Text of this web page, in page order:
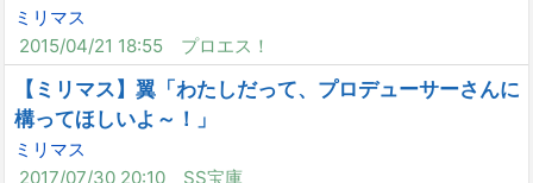
ミリマス
2015/04/21 18:55
プロエス！
【ミリマス】翼「わたしだって、プロデューサーさんに
構ってほしいよ～！」
ミリマス
2017/07/30 20:10
SS宝庫